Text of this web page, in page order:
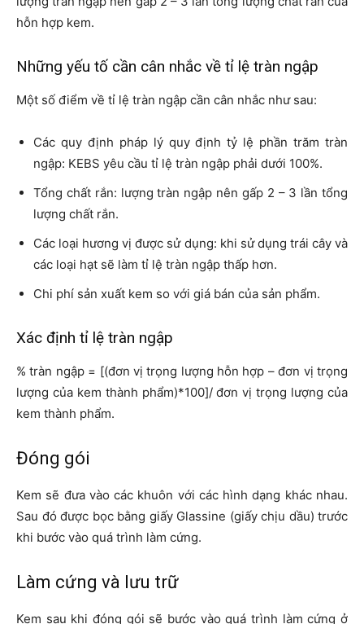
hỗn hợp kem.
Những yếu tố cần cân nhắc về tỉ lệ tràn ngập
Một số điểm về tỉ lệ tràn ngập cần cân nhắc như sau:
Các quy định pháp lý quy định tỷ lệ phần trăm tràn
ngập: KEBS yêu cầu tỉ lệ tràn ngập phải dưới 100%.
Tổng chất rắn: lượng tràn ngập nên gấp 2 – 3 lần tổng
lượng chất rắn.
Các loại hương vị được sử dụng: khi sử dụng trái cây và
các loại hạt sẽ làm tỉ lệ tràn ngập thấp hơn.
Chi phí sản xuất kem so với giá bán của sản phẩm.
Xác định tỉ lệ tràn ngập
% tràn ngập = [(đơn vị trọng lượng hỗn hợp – đơn vị trọng
lượng của kem thành phẩm)*100]/ đơn vị trọng lượng của
kem thành phẩm.
Đóng gói
Kem sẽ đưa vào các khuôn với các hình dạng khác nhau.
Sau đó được bọc bằng giấy Glassine (giấy chịu dầu) trước
khi bước vào quá trình làm cứng.
Làm cứng và lưu trữ
Kem sau khi đóng gói sẽ bước vào quá trình làm cứng ở